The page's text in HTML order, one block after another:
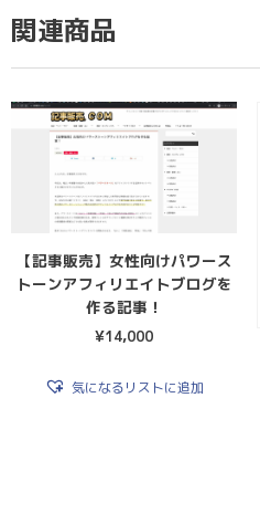
関連商品
【記事販売】女性向けパワース
トーンアフィリエイトブログを
作る記事！
¥14,000
気になるリストに追加